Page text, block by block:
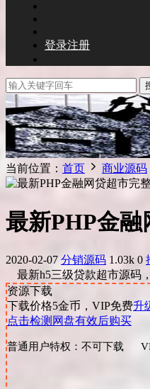
登录注册
当前位置： 首页 商业源码
最新PHP金
2020-02-07 分销源码 1.03k 0
最新h5三级贷款超市源码
资源下载
下载价格5金币，VIP免费升
点击检测网盘有效后购买
普通用户特权：不可下载